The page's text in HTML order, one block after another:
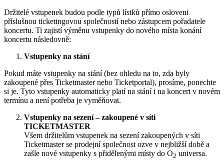
Držitelé vstupenek budou podle typů lístků přímo osloveni
příslušnou ticketingovou společností nebo zástupcem pořadatele
koncertu. Ti zajistí výměnu vstupenky do nového místa konání
koncertu následovně:
Vstupenky na stání
Pokud máte vstupenky na stání (bez ohledu na to, zda byly
zakoupené přes Ticketmaster nebo Ticketportal), prosíme, ponechte
si je. Tyto vstupenky automaticky platí na stání i na koncert v novém
termínu a není potřeba je vyměňovat.
Vstupenky na sezení – zakoupené v síti
TICKETMASTER
Všem držitelům vstupenek na sezení zakoupených v síti
Ticketmaster se prodejní společnost ozve v nejbližší době a
zašle nové vstupenky s přidělenými místy do O2 universa.